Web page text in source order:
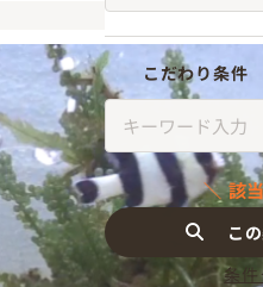
こだわり条件
該
こ
条件